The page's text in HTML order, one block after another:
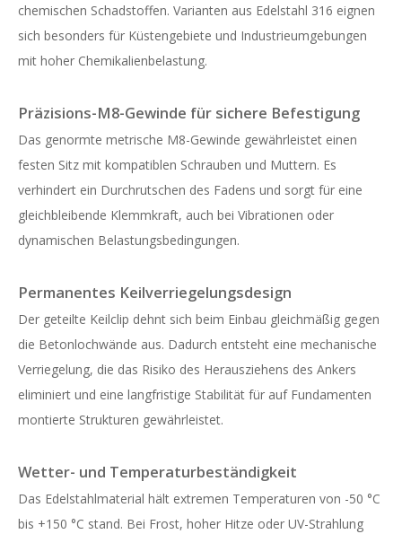
chemischen Schadstoffen. Varianten aus Edelstahl 316 eignen
sich besonders für Küstengebiete und Industrieumgebungen
mit hoher Chemikalienbelastung.
Präzisions-M8-Gewinde für sichere Befestigung
Das genormte metrische M8-Gewinde gewährleistet einen
festen Sitz mit kompatiblen Schrauben und Muttern. Es
verhindert ein Durchrutschen des Fadens und sorgt für eine
gleichbleibende Klemmkraft, auch bei Vibrationen oder
dynamischen Belastungsbedingungen.
Permanentes Keilverriegelungsdesign
Der geteilte Keilclip dehnt sich beim Einbau gleichmäßig gegen
die Betonlochwände aus. Dadurch entsteht eine mechanische
Verriegelung, die das Risiko des Herausziehens des Ankers
eliminiert und eine langfristige Stabilität für auf Fundamenten
montierte Strukturen gewährleistet.
Wetter- und Temperaturbeständigkeit
Das Edelstahlmaterial hält extremen Temperaturen von -50 °C
bis +150 °C stand. Bei Frost, hoher Hitze oder UV-Strahlung